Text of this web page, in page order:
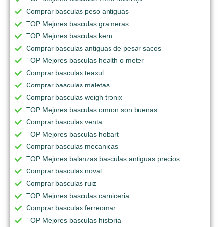
Comprar basculas peso antiguas
TOP Mejores basculas grameras
TOP Mejores basculas kern
Comprar basculas antiguas de pesar sacos
TOP Mejores basculas health o meter
Comprar basculas teaxul
Comprar basculas maletas
Comprar basculas weigh tronix
TOP Mejores basculas omron son buenas
Comprar basculas venta
TOP Mejores basculas hobart
Comprar basculas mecanicas
TOP Mejores balanzas basculas antiguas precios
Comprar basculas noval
Comprar basculas ruiz
TOP Mejores basculas carniceria
Comprar basculas ferreomar
TOP Mejores basculas historia